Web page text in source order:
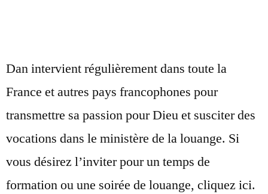
Dan intervient régulièrement dans toute la
France et autres pays francophones pour
transmettre sa passion pour Dieu et susciter des
vocations dans le ministère de la louange. Si
vous désirez l’inviter pour un temps de
formation ou une soirée de louange, cliquez ici.